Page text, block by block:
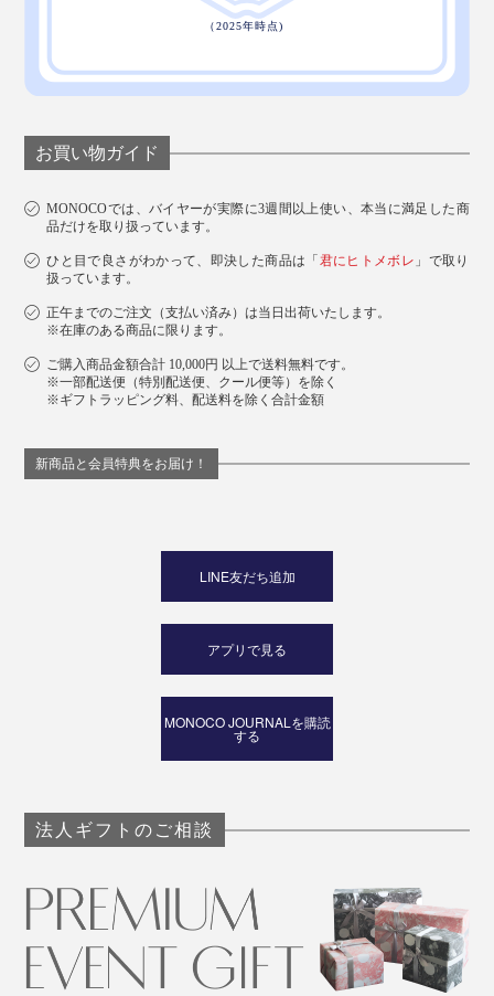
さと、心地よい暖かさを、ぜひ体感してください。
お買い物ガイド
MONOCOでは、バイヤーが実際に3週間以上使い、本当に満足した商
品だけを取り扱っています。
ひと目で良さがわかって、即決した商品は「 君にヒトメボレ 」で取り
扱っています。
正午までのご注文（支払い済み）は当日出荷いたします。
※在庫のある商品に限ります。
ご購入商品金額合計 10,000円 以上で送料無料です。
※一部配送便（特別配送便、クール便等）を除く
※ギフトラッピング料、配送料を除く合計金額
新商品と会員特典をお届け！
LINE友だち追加
アプリで見る
MONOCO JOURNALを購読
する
法人ギフトのご相談